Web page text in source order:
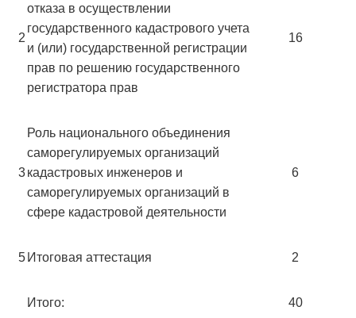
2
отказа в осуществлении
государственного кадастрового учета
и (или) государственной регистрации
прав по решению государственного
регистратора прав
16
3
Роль национального объединения
саморегулируемых организаций
кадастровых инженеров и
саморегулируемых организаций в
сфере кадастровой деятельности
6
5 Итоговая аттестация 2
Итого: 40